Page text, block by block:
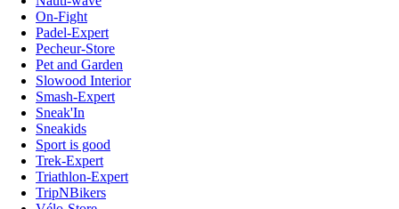
On-Fight
Padel-Expert
Pecheur-Store
Pet and Garden
Slowood Interior
Smash-Expert
Sneak'In
Sneakids
Sport is good
Trek-Expert
Triathlon-Expert
TripNBikers